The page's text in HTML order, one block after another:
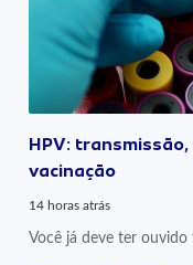
HPV:
vacinação
14 horas atrás
Você já deve ter ouvido